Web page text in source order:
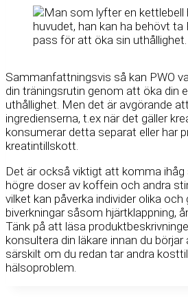
Sammanfattningsvis så kan PWO
din träningsrutin genom att öka din
uthållighet. Men det är avgörande
ingredienserna, t.ex när det gäller
konsumerar detta separat eller har
kreatintillskott.
Det är också viktigt att komma ihåg
högre doser av koffein och andra
vilket kan påverka individer olika och
biverkningar såsom hjärtklappning,
Tänk på att läsa
konsultera din läkare innan du
särskilt om du redan tar andra
hälsoproblem.